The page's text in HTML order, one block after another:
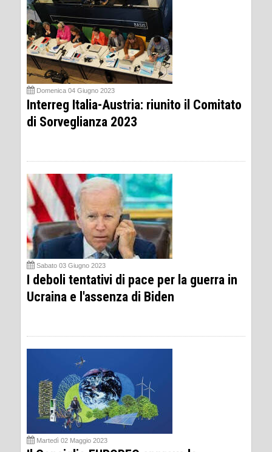
Domenica 04 Giugno 2023
Interreg Italia-Austria: riunito il Comitato
di Sorveglianza 2023
Sabato 03 Giugno 2023
I deboli tentativi di pace per la guerra in
Ucraina e l'assenza di Biden
Martedì 02 Maggio 2023